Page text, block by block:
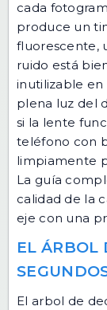
cada
produce un
fluorescente,
ruido está
inutilizable en
plena luz del
si la lente
teléfono con
limpiamente
La guía
calidad de la
eje con una
EL ÁRBOL
El arbol de